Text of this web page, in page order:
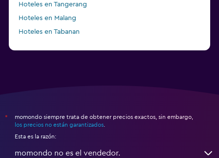
Hoteles en Tangerang
Hoteles en Malang
Hoteles en Tabanan
*
momondo siempre trata de obtener precios exactos, sin embargo,
los precios no están garantizados
Esta es la razón:
momondo no es el vendedor.